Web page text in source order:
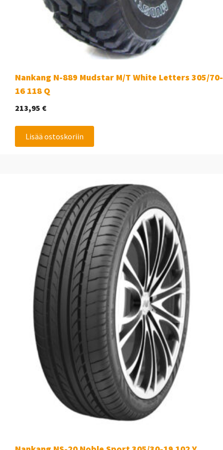
Nankang N-889 Mudstar M/T White Letters 305/70-
16 118 Q
213,95 €
Lisää ostoskoriin